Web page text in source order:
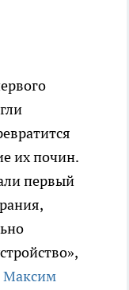
их почин.
первый
Максим